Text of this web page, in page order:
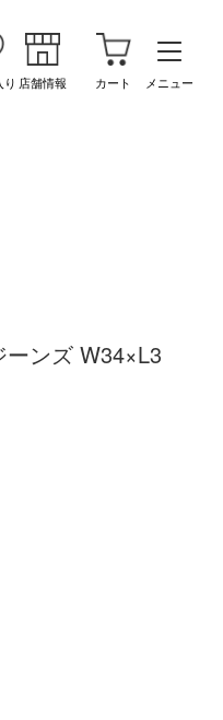
り 店舗情報 カート メニュー
ンズ W34×L3